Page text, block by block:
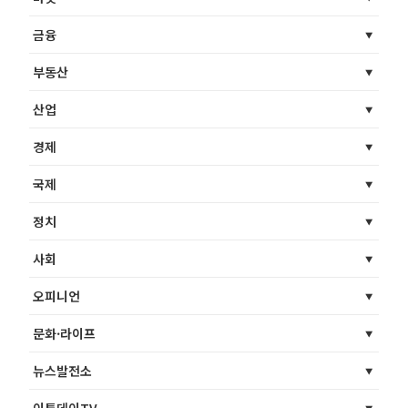
금융
부동산
산업
경제
국제
정치
사회
오피니언
문화·라이프
뉴스발전소